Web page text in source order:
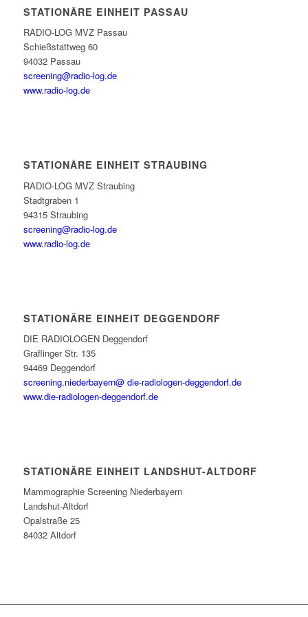
STATIONÄRE EINHEIT PASSAU
RADIO-LOG MVZ Passau
Schießstattweg 60
94032 Passau
screening@radio-log.de
www.radio-log.de
STATIONÄRE EINHEIT STRAUBING
RADIO-LOG MVZ Straubing
Stadtgraben 1
94315 Straubing
screening@radio-log.de
www.radio-log.de
STATIONÄRE EINHEIT DEGGENDORF
DIE RADIOLOGEN Deggendorf
Graflinger Str. 135
94469 Deggendorf
screening.niederbayern@ die-radiologen-deggendorf.de
www.die-radiologen-deggendorf.de
STATIONÄRE EINHEIT LANDSHUT-ALTDORF
Mammographie Screening Niederbayern
Landshut-Altdorf
Opalstraße 25
84032 Altdorf